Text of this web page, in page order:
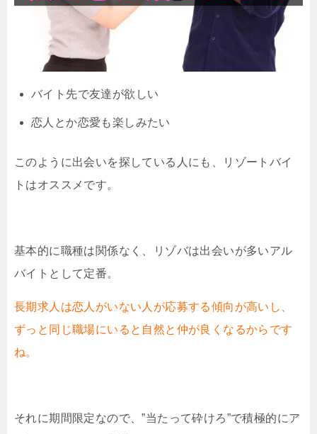
バイト先で友達が欲しい
恋人とか恋愛も楽しみたい
このように出会いを探している人にも、リゾートバイ
トはオススメです。
基本的に職種は関係なく、リゾバは出会いが多いアル
バイトとして定番。
長期求人は恋人がいない人が応募する傾向が高いし、
ずっと同じ職場にいると自然と仲が良くなるからです
ね。
それに期間限定なので、”当たって砕けろ”で積極的にア